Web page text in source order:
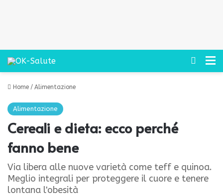
Cerca
Home / Alimentazione
Alimentazione
Cereali e dieta: ecco perché
fanno bene
Via libera alle nuove varietà come teff e quinoa.
Meglio integrali per proteggere il cuore e tenere
lontana l'obesità